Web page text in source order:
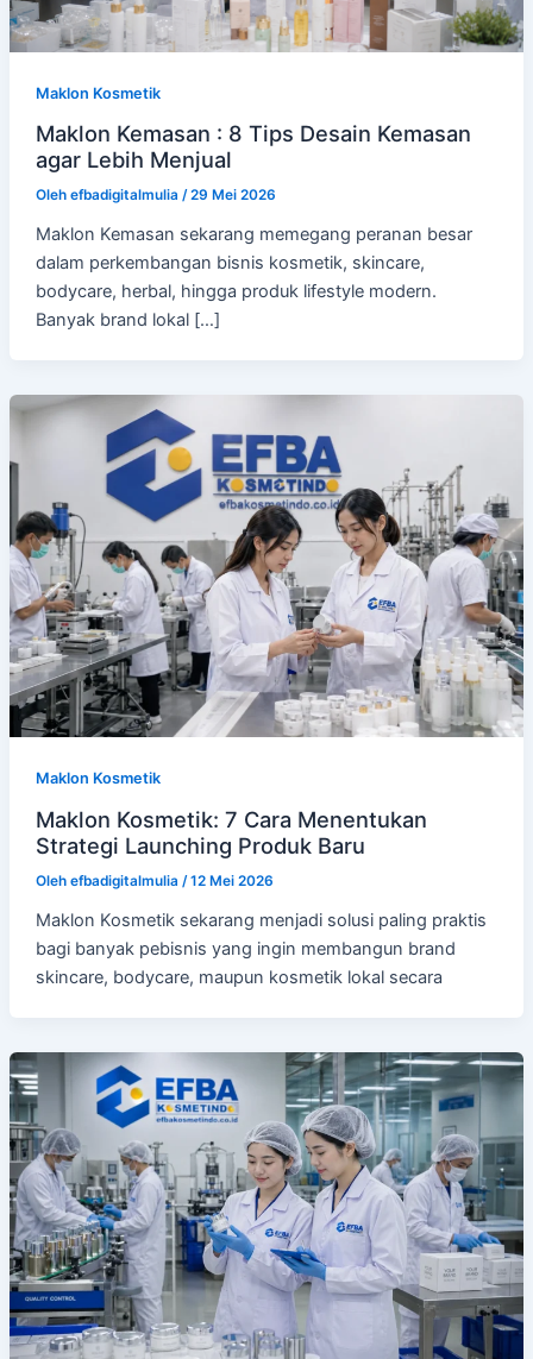
Maklon Kosmetik
Maklon Kemasan : 8 Tips Desain Kemasan
agar Lebih Menjual
Oleh efbadigitalmulia /29 Mei 2026
Maklon Kemasan sekarang memegang peranan besar
dalam perkembangan bisnis kosmetik, skincare,
bodycare, herbal, hingga produk lifestyle modern.
Banyak brand lokal […]
Maklon Kosmetik
Maklon Kosmetik: 7 Cara Menentukan
Strategi Launching Produk Baru
Oleh efbadigitalmulia /12 Mei 2026
Maklon Kosmetik sekarang menjadi solusi paling praktis
bagi banyak pebisnis yang ingin membangun brand
skincare, bodycare, maupun kosmetik lokal secara